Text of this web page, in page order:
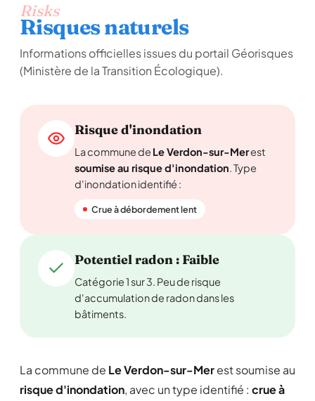
Risks
Risques naturels
Informations officielles issues du portail Géorisques
(Ministère de la Transition Écologique).
Risque d'inondation
La commune de Le Verdon-sur-Merest
soumise au risque d'inondation. Type
d'inondation identifié :
Crue à débordement lent
Potentiel radon : Faible
Catégorie 1 sur 3. Peu de risque
d'accumulation de radon dans les
bâtiments.
La commune de Le Verdon-sur-Merest soumise au
risque d'inondation, avec un type identifié : crue à